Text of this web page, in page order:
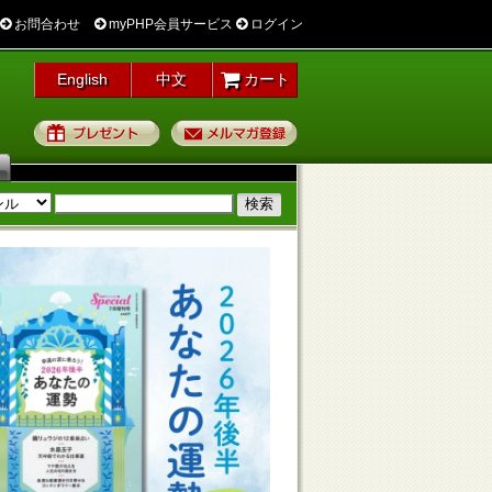
お問合わせ myPHP会員サービス ログイン
English 中文 カート
プレゼント